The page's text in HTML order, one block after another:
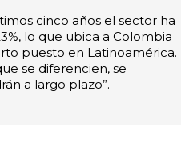
cinco años el sector ha
lo que ubica a Colombia
puesto en Latinoamérica.
se diferencien, se
a largo plazo”.